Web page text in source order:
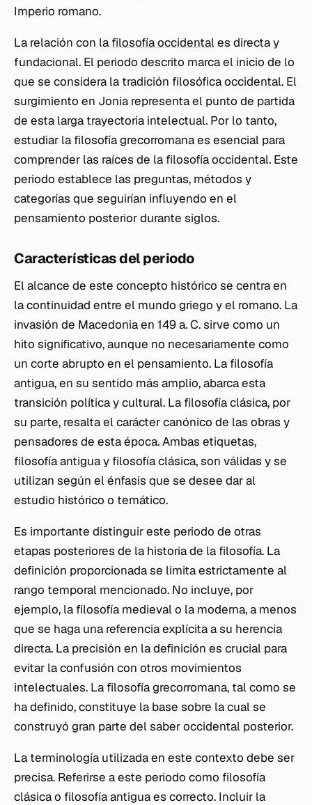
Imperio romano.
La relación con la filosofía occidentales directa y
fundacional. El periodo descrito marca el inicio de lo
que se considera la tradición filosófica occidental. El
surgimiento en Jonia representa el punto de partida
de esta larga trayectoria intelectual. Por lo tanto,
estudiar la filosofía grecorromana es esencial para
comprender las raíces de la filosofía occidental. Este
periodo establece las preguntas, métodos y
categorías que seguirían influyendo en el
pensamiento posterior durante siglos.
Características del periodo
El alcance de este concepto histórico se centra en
la continuidad entre el mundo griego y el romano. La
invasión de Macedonia en 149 a. C. sirve como un
hito significativo, aunque no necesariamente como
un corte abrupto en el pensamiento. La filosofía
antigua, en su sentido más amplio, abarca esta
transición política y cultural. La filosofía clásica, por
su parte, resalta el carácter canónico de las obras y
pensadores de esta época. Ambas etiquetas,
filosofía antigua y filosofía clásica, son válidas y se
utilizan según el énfasis que se desee dar al
estudio histórico o temático.
Es importante distinguir este periodo de otras
etapas posteriores de la historia de la filosofía. La
definición proporcionada se limita estrictamente al
rango temporal mencionado. No incluye, por
ejemplo, la filosofía medieval o la moderna, a menos
que se haga una referencia explícita a su herencia
directa. La precisión en la definición es crucial para
evitar la confusión con otros movimientos
intelectuales. La filosofía grecorromana, tal como se
ha definido, constituye la base sobre la cual se
construyó gran parte del saber occidental posterior.
La terminología utilizada en este contexto debe ser
precisa. Referirse a este periodo como filosofía
clásica o filosofía antigua es correcto. Incluir la